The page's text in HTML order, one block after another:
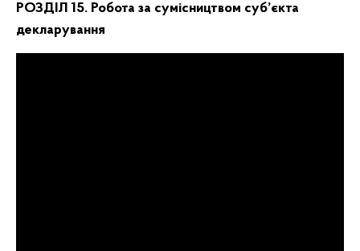
РОЗДІЛ 15. Робота за сумісництвом суб’єкта
декларування